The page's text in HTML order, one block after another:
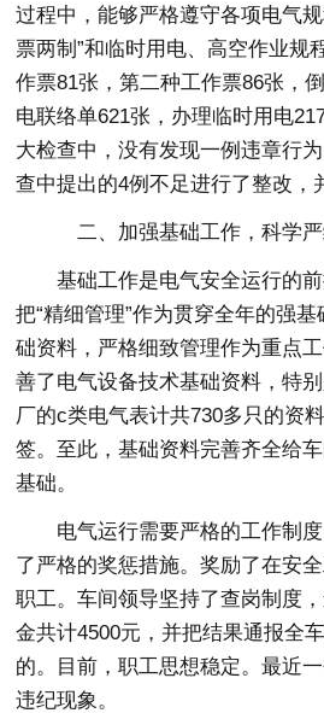
过程中，能够严格遵守各项电气
票两制”和临时用电、高空作业规
作票81张，第二种工作票86张，
电联络单621张，办理临时用电
大检查中，没有发现一例违章行
查中提出的4例不足进行了整改，
二、加强基础工作，科学
基础工作是电气安全运行的前
把“精细管理”作为贯穿全年的强
础资料，严格细致管理作为重点
善了电气设备技术基础资料，特
厂的c类电气表计共730多只的资
签。至此，基础资料完善齐全给
基础。
电气运行需要严格的工作制度
了严格的奖惩措施。奖励了在安
职工。车间领导坚持了查岗制度
金共计4500元，并把结果通报全
的。目前，职工思想稳定。最近
违纪现象。